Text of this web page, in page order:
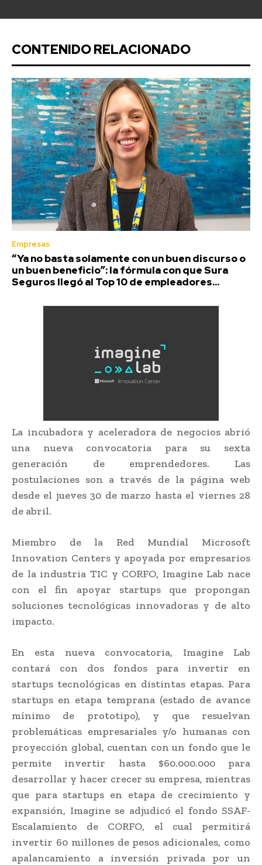
CONTENIDO RELACIONADO
Empresas
“Ya no basta solamente con un buen discurso o
un buen beneficio”: la fórmula con que Sura
Seguros llegó al Top 10 de empleadores...
La incubadora y aceleradora de negocios abrió
una nueva convocatoria para su sexta
generación de emprendedores. Las
postulaciones son a través de la página web
desde el jueves 30 de marzo hasta el viernes 28
de abril.
Miembro de la Red Mundial Microsoft
Innovation Centers y apoyada por empresarios
de la industria TIC y CORFO, Imagine Lab nace
con el fin apoyar startups que propongan
soluciones tecnológicas innovadoras y de alto
impacto.
En esta nueva convocatoria, Imagine Lab
contará con dos fondos para invertir en
startups tecnológicas en distintas etapas. Para
startups en etapa temprana (estado de avance
mínimo de prototipo), y que resuelvan
problemáticas empresariales y/o humanas con
proyección global, cuentan con un fondo que le
permite invertir hasta $60.000.000 para
desarrollar y hacer crecer su empresa, mientras
que para startups en etapa de crecimiento y
expansión, Imagine se adjudicó el fondo SSAF-
Escalamiento de CORFO, el cual permitirá
invertir 60 millones de pesos adicionales, como
apalancamiento a inversión privada por un